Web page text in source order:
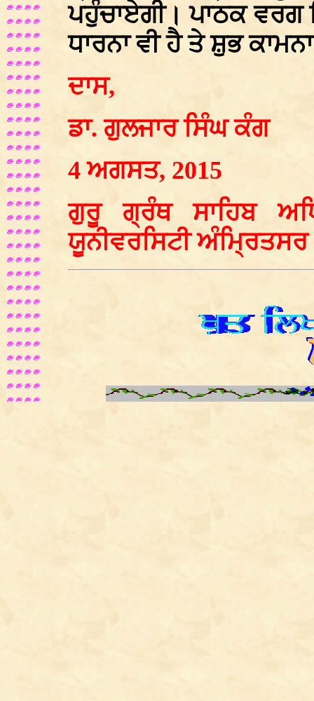
ਪਹੁੰਚਾਏਗੀ। ਪਾਠਕ
ਧਾਰਨਾ ਵੀ ਹੈ ਤੇ ਸ਼ੁਭ
ਦਾਸ,
ਡਾ. ਗੁਲਜਾਰ ਸਿੰਘ ਕੰਗ
4 ਅਗਸਤ, 2015
ਗੁਰੂ ਗ੍ਰੰਥ ਸਾਹਿਬ
ਯੂਨੀਵਰਸਿਟੀ ਅੰਮ੍ਰਿਤਸਰ